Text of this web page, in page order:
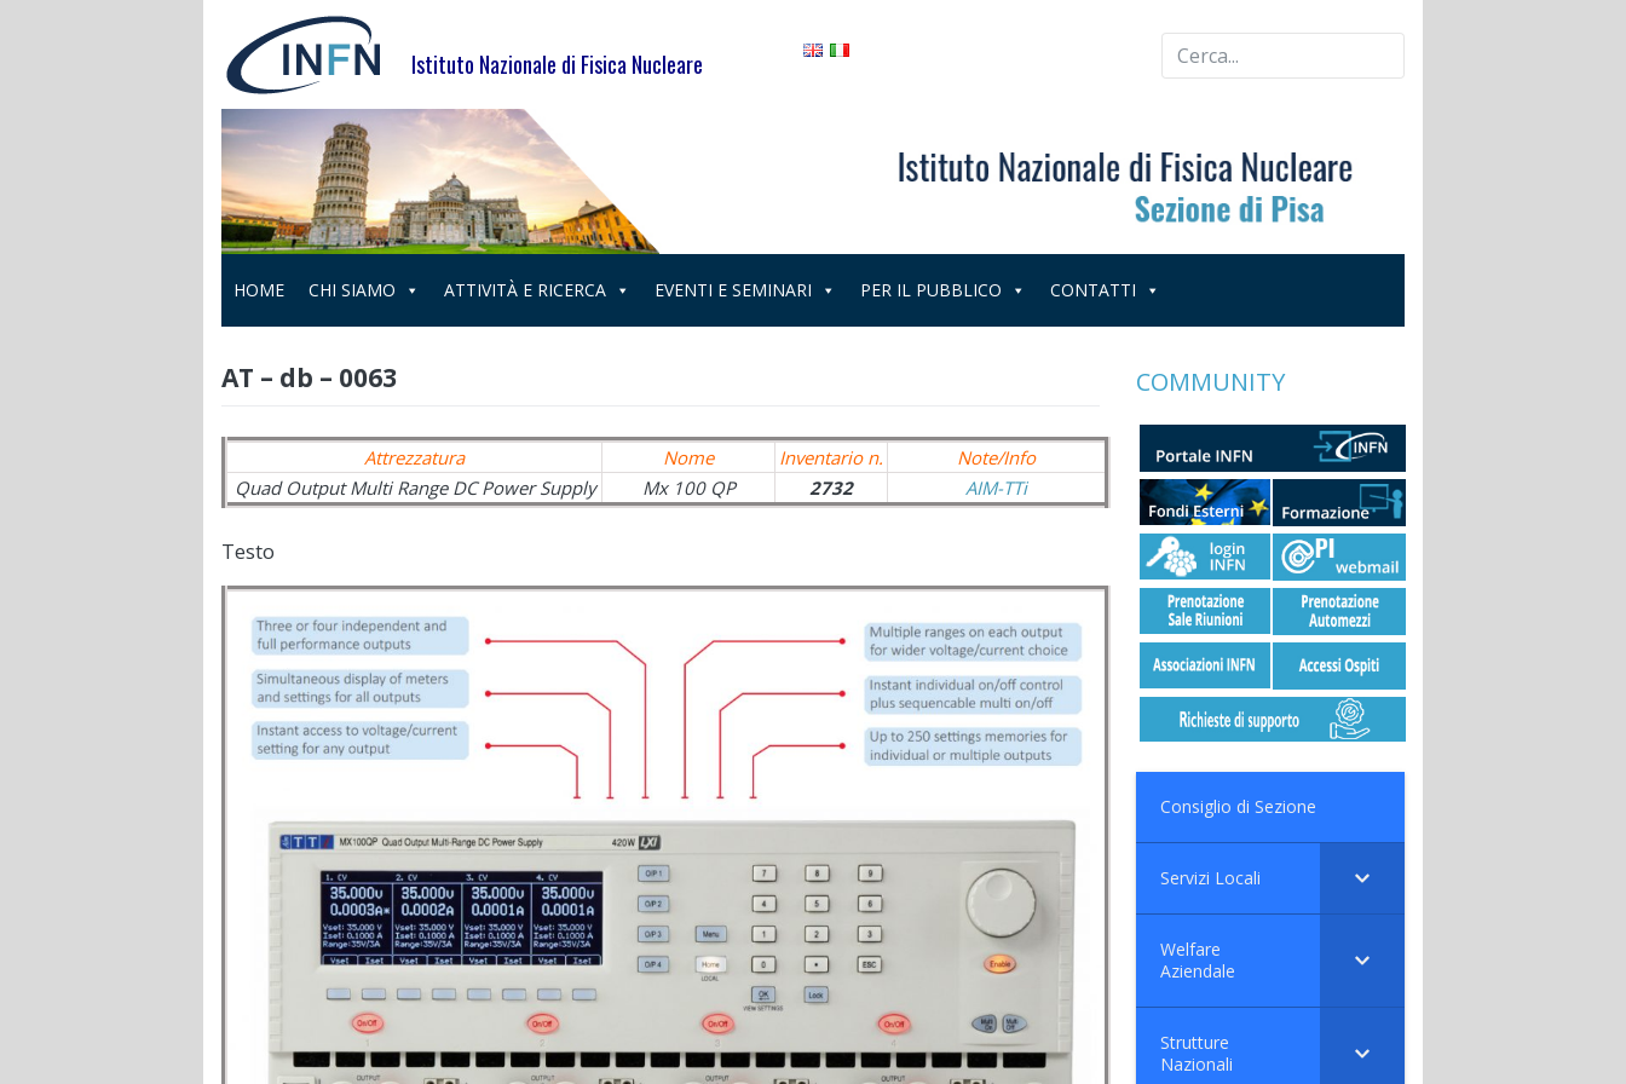
Istituto Nazionale di Fisica Nucleare
HOME CHI SIAMO ATTIVITÀ E RICERCA EVENTI E SEMINARI PER IL PUBBLICO CONTATTI
AT – db – 0063
Attrezzatura Nome Inventario n.
Note/Info
Quad Output Multi Range DC Power Supply
Mx 100 QP 2732 AIM-TTi
Testo
COMMUNITY
Consiglio di Sezione
Servizi Locali
Welfare
Aziendale
Strutture
Nazionali